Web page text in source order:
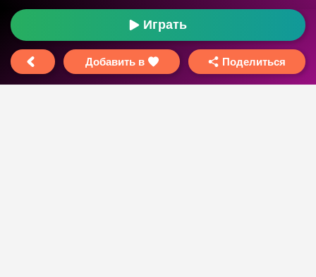
Играть
Добавить в Поделиться